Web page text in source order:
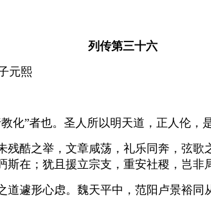
列传第三十六
元熙
化”者也。圣人所以明天道，正人伦，
酷之举，文章咸荡，礼乐同奔，弦
在；犹且援立宗支，重安社稷，岂非
遽形心虑。魏天平中，范阳卢景裕